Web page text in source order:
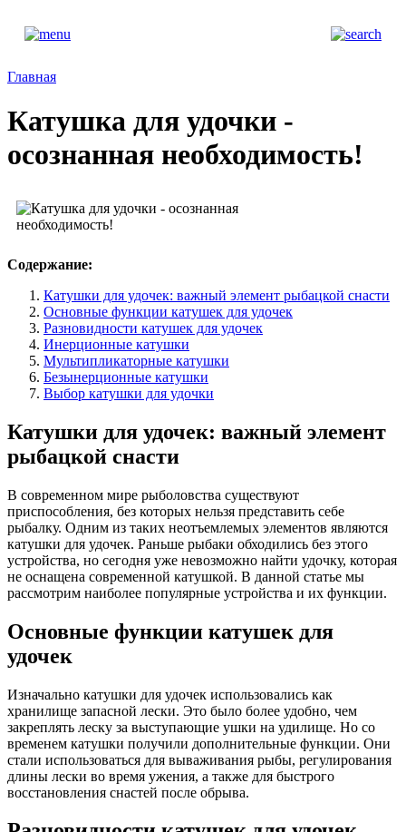
Главная
Катушка для удочки -
осознанная необходимость!
Содержание:
Катушки для удочек: важный элемент рыбацкой снасти
Основные функции катушек для удочек
Разновидности катушек для удочек
Инерционные катушки
Мультипликаторные катушки
Безынерционные катушки
Выбор катушки для удочки
Катушки для удочек: важный элемент
рыбацкой снасти
В современном мире рыболовства существуют
приспособления, без которых нельзя представить себе
рыбалку. Одним из таких неотъемлемых элементов являются
катушки для удочек. Раньше рыбаки обходились без этого
устройства, но сегодня уже невозможно найти удочку, которая
не оснащена современной катушкой. В данной статье мы
рассмотрим наиболее популярные устройства и их функции.
Основные функции катушек для
удочек
Изначально катушки для удочек использовались как
хранилище запасной лески. Это было более удобно, чем
закреплять леску за выступающие ушки на удилище. Но со
временем катушки получили дополнительные функции. Они
стали использоваться для вываживания рыбы, регулирования
длины лески во время ужения, а также для быстрого
восстановления снастей после обрыва.